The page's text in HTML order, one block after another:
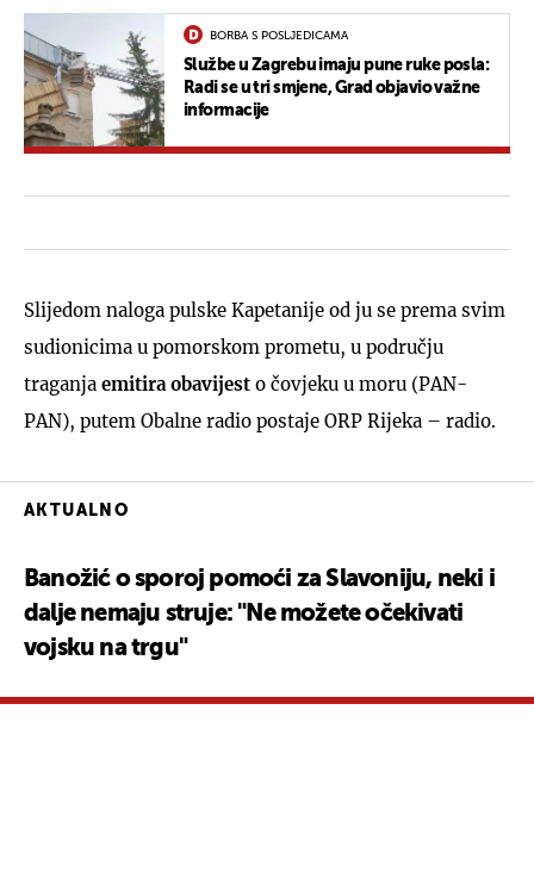
BORBA S POSLJEDICAMA
Službe u Zagrebu imaju pune ruke posla:
Radi se u tri smjene, Grad objavio važne
informacije
Slijedom naloga pulske Kapetanije od ju se prema svim
sudionicima u pomorskom prometu, u području
traganja emitira obavijest o čovjeku u moru (PAN-
PAN), putem Obalne radio postaje ORP Rijeka – radio.
AKTUALNO
Banožić o sporoj pomoći za Slavoniju, neki i
dalje nemaju struje: "Ne možete očekivati
vojsku na trgu"